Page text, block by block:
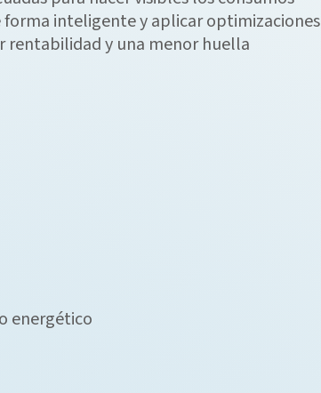
inteligente y aplicar optimizaciones
rentabilidad y una menor huella
energético